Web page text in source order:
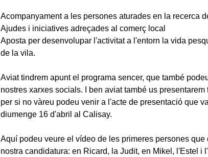
Acompanyament a les persones aturades en la recerca
Ajudes i iniciatives adreçades al comerç local
Aposta per desenvolupar l'activitat a l'entorn la vida
de la vila.
Aviat tindrem apunt el programa sencer, que també
nostres xarxes socials. I ben aviat també us presentarem
per si no vàreu podeu venir a l'acte de presentació que
diumenge 16 d'abril al Calisay.
Aquí podeu veure el vídeo de les primeres persones que
nostra candidatura: en Ricard, la Judit, en Mikel, l'Estel i